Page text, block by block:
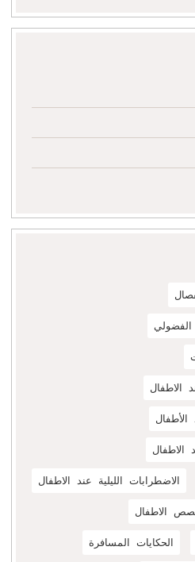
الاطفال
الاضطرابات الليلية عند الاطفال
الاطفال
الحكايات المسافرة